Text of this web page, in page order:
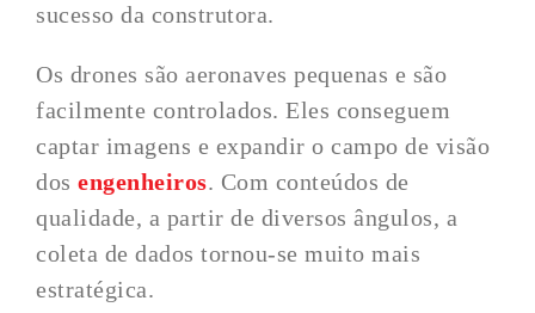
sucesso da construtora.
Os drones são aeronaves pequenas e são
facilmente controlados. Eles conseguem
captar imagens e expandir o campo de visão
dosengenheiros. Com conteúdos de
qualidade, a partir de diversos ângulos, a
coleta de dados tornou-se muito mais
estratégica.